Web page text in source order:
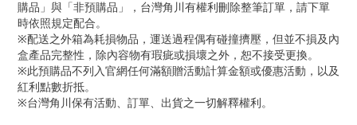
購品」與「非預購品」，台灣角川有權利刪除整筆訂單，請下單
時依照規定配合。
※配送之外箱為耗損物品，運送過程偶有碰撞擠壓，但並不損及內
盒產品完整性，除內容物有瑕疵或損壞之外，恕不接受更換。
※此預購品不列入官網任何滿額贈活動計算金額或優惠活動，以及
紅利點數折抵。
※台灣角川保有活動、訂單、出貨之一切解釋權利。